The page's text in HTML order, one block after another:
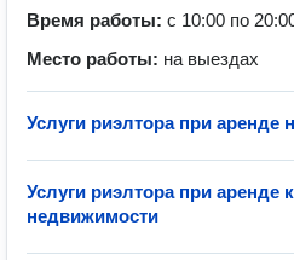
Время работы: с 10:00 по
Место работы: на выездах
Услуги риэлтора при аренде
Услуги риэлтора при аренде
недвижимости